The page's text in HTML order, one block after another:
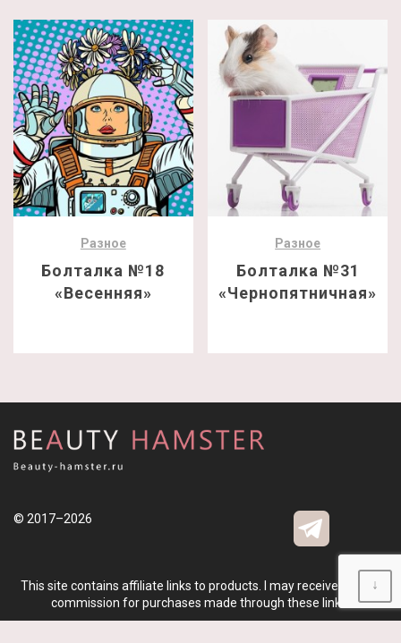
Разное
Болталка №18
«Весенняя»
Разное
Болталка №31
«Чернопятничная»
© 2017–2026
This site contains affiliate links to products. I may receive a small
commission for purchases made through these links.
↓